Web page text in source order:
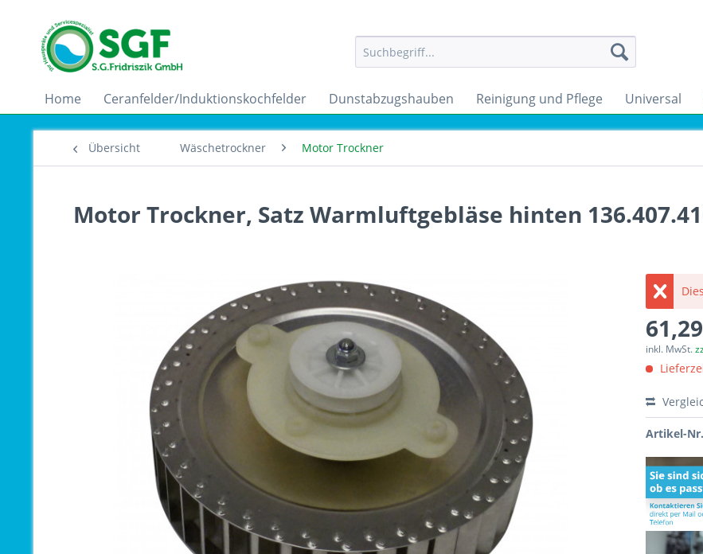
Home Ceranfelder/Induktionskochfelder Dunstabzugshauben Reinigung und Pflege Universal
Übersicht Wäschetrockner Motor Trockner
Motor Trockner, Satz Warmluftgebläse hinten
inkl. MwSt.
Artikel-